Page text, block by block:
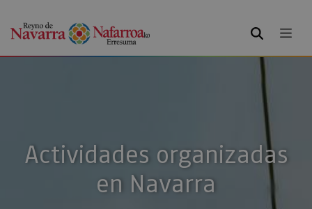
BUSCAR
Actividades organizadas
en Navarra